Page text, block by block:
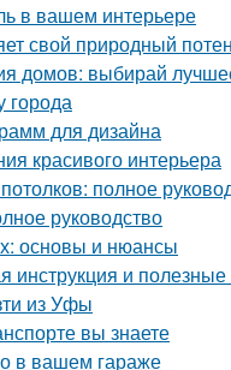
в вашем интерьере
свой природный
домов: выбирай
города
для дизайна
красивого интерьера
полное
руководство
основы и нюансы
инструкция и полезные
из Уфы
вы знаете
в вашем гараже